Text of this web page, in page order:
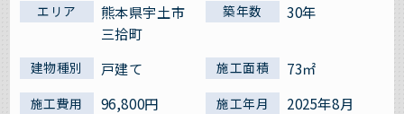
エリア
熊本県宇土市
三拾町
築年数 30年
建物種別 戸建て 施工面積 73㎡
施工費用 96,800円 施工年月
2025年8月